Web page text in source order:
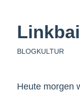
BLOGKULTUR
Heute morgen